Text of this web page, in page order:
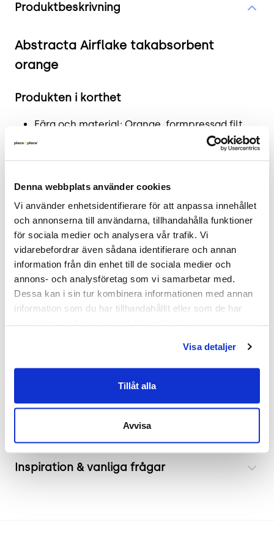
Denna webbplats använder cookies
Vi använder enhetsidentifierare för att anpassa innehållet
och annonserna till användarna, tillhandahålla funktioner
för sociala medier och analysera vår trafik. Vi
vidarebefordrar även sådana identifierare och annan
information från din enhet till de sociala medier och
annons- och analysföretag som vi samarbetar med.
Dessa kan i sin tur kombinera informationen med annan
information som du har tillhandahållit eller som de har
Visa detaljer
Tillåt alla
Avvisa
Produktbeskrivning
Abstracta Airflake takabsorbent
orange
Produkten i korthet
Färg och material: Orange, formpressad filt
klädd med tyg.
2 års garanti
Kopplingar och upphängning ingår ej.
Mer om Abstracta Airflake
Airflake är designad för att effektivt absorbera
ljud och reducera ekon i rum. De unika
hexagonformade modulerna kan kombineras för
att skapa halvöppna skärmar som både delar av
ljus att passera igenom vilket bidrar till en ljusare
och mer öppen atmosfär.
Inspiration & vanliga frågar